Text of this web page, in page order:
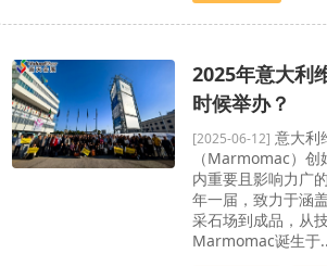
2025年意大利
时候举办？
[2025-06-12] 意大利
（Marmomac）
内重要且影响力广
年一届，致力于涵
采石场到成品，从
Marmomac诞生于